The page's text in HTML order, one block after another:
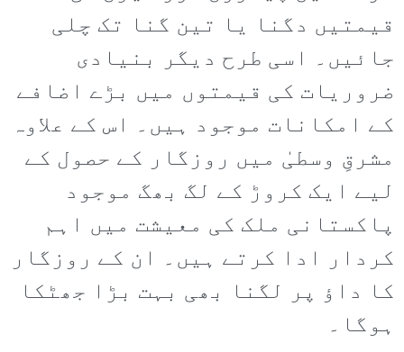
قیمتیں دگنا یا تین گنا تک چلی
جائیں۔ اسی طرح دیگر بنیادی
ضروریات کی قیمتوں میں بڑے اضافے
کے امکانات موجود ہیں۔ اس کے علاوہ
مشرقِ وسطیٰ میں روزگار کے حصول کے
لیے ایک کروڑ کے لگ بھگ موجود
پاکستانی ملک کی معیشت میں اہم
کردار ادا کرتے ہیں۔ ان کے روزگار
کا داؤ پر لگنا بھی بہت بڑا جھٹکا
ہوگا۔